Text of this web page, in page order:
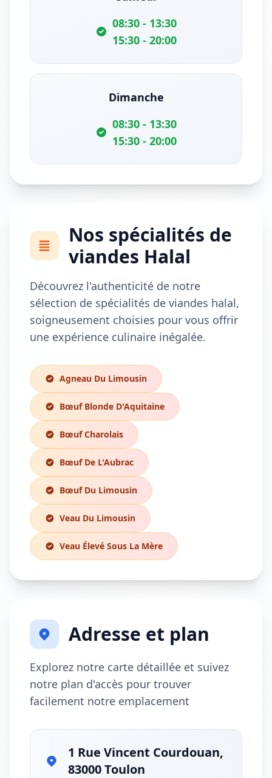
08:30 - 13:30
15:30 - 20:00
Dimanche
08:30 - 13:30
15:30 - 20:00
Nos spécialités de
viandes Halal
Découvrez l'authenticité de notre
sélection de spécialités de viandes halal,
soigneusement choisies pour vous offrir
une expérience culinaire inégalée.
Agneau Du Limousin
Bœuf Blonde D'Aquitaine
Bœuf Charolais
Bœuf De L'Aubrac
Bœuf Du Limousin
Veau Du Limousin
Veau Élevé Sous La Mère
Adresse et plan
Explorez notre carte détaillée et suivez
notre plan d'accès pour trouver
facilement notre emplacement
1 Rue Vincent Courdouan,
83000 Toulon